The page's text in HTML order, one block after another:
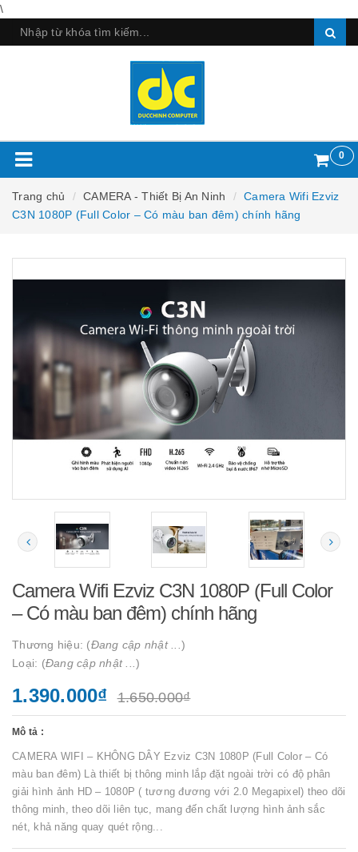
\
0
Trang chủ CAMERA - Thiết Bị An Ninh
Camera Wifi Ezviz
C3N 1080P (Full Color – Có màu ban đêm) chính hãng
Camera Wifi Ezviz C3N 1080P (Full Color
– Có màu ban đêm) chính hãng
Thương hiệu: (Đang cập nhật ... )
Loại: (Đang cập nhật ... )
1.390.000₫ 1.650.000₫
Mô tả :
CAMERA WIFI – KHÔNG DÂY Ezviz C3N 1080P (Full Color – Có
màu ban đêm) Là thiết bị thông minh lắp đặt ngoài trời có độ phân
giải hình ảnh HD – 1080P ( tương đương với 2.0 Megapixel) theo dõi
thông minh, theo dõi liên tục, mang đến chất lượng hình ảnh sắc
nét, khả năng quay quét rộng...